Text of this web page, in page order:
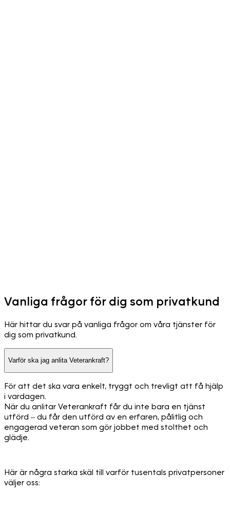
Vanliga frågor för dig som privatkund
Här hittar du svar på vanliga frågor om våra tjänster för
dig som privatkund.
Varför ska jag anlita Veterankraft?
För att det ska vara enkelt, tryggt och trevligt att få hjälp
i vardagen.
När du anlitar Veterankraft får du inte bara en tjänst
utförd – du får den utförd av en erfaren, pålitlig och
engagerad veteran som gör jobbet med stolthet och
glädje.
Här är några starka skäl till varför tusentals privatpersoner
väljer oss: